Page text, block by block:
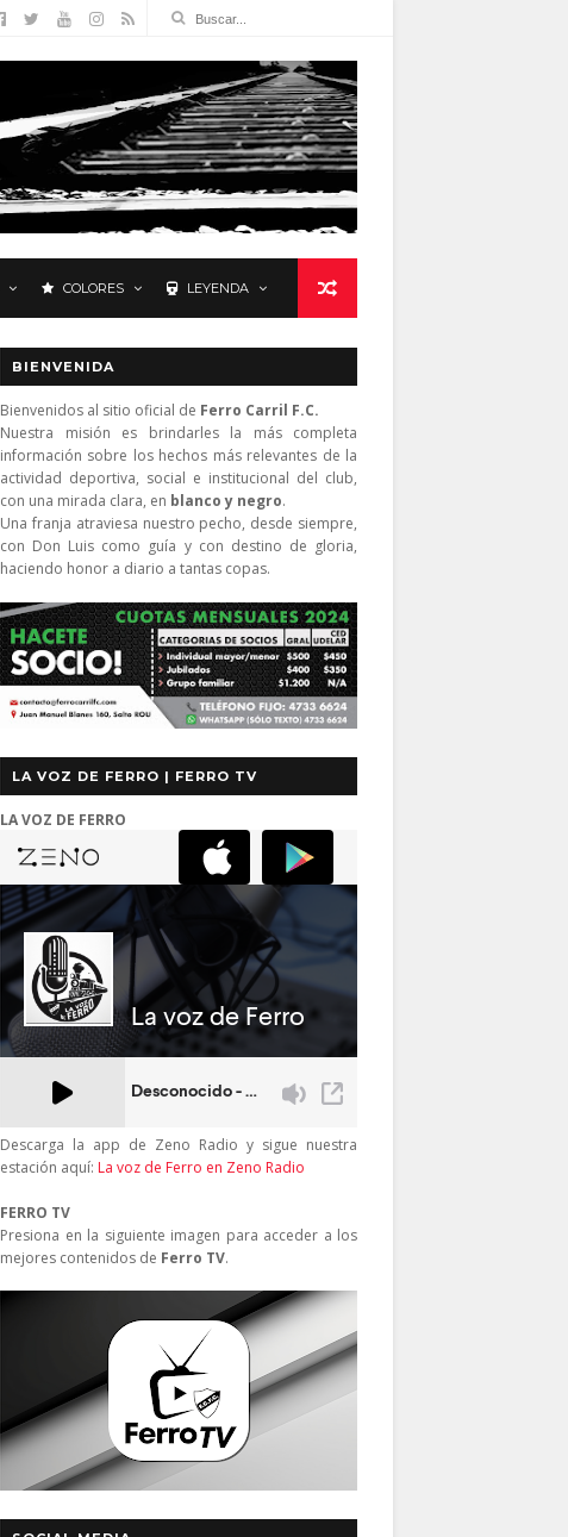
COLORES LEYENDA
BIENVENIDA
Bienvenidos al sitio oficial de Ferro Carril F.C.
Nuestra misión es brindarles la más completa
información sobre los hechos más relevantes de la
actividad deportiva, social e institucional del club,
con una mirada clara, en blanco y negro.
Una franja atraviesa nuestro pecho, desde siempre,
con Don Luis como guía y con destino de gloria,
haciendo honor a diario a tantas copas.
LA VOZ DE FERRO | FERRO TV
LA VOZ DE FERRO
Descarga la app de Zeno Radio y sigue nuestra
estación aquí: La voz de Ferro en Zeno Radio
FERRO TV
Presiona en la siguiente imagen para acceder a los
mejores contenidos de Ferro TV.